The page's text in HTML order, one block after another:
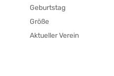
Geburtstag
Größe
Aktueller Verein